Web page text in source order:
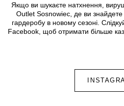
Якщо ви шукаєте натхнення,
Outlet Sosnowiec, де ви знайдете
гардеробу в новому сезоні.
Facebook, щоб отримати більше